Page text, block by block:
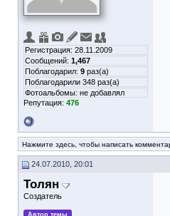
Регистрация: 28.11.2009
Сообщений: 1,467
Поблагодарил: 9 раз(а)
Поблагодарили 348 раз(а)
Фотоальбомы: не добавлял
Репутация: 476
Нажмите здесь, чтобы написать
24.07.2010, 20:01
Толян
Создатель
Автор темы